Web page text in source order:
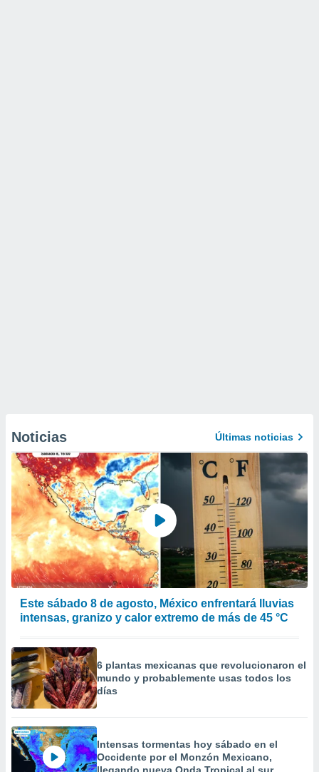
Noticias Últimas noticias
Este sábado 8 de agosto, México enfrentará lluvias
intensas, granizo y calor extremo de más de 45 °C
6 plantas mexicanas que revolucionaron el
mundo y probablemente usas todos los
días
Intensas tormentas hoy sábado en el
Occidente por el Monzón Mexicano,